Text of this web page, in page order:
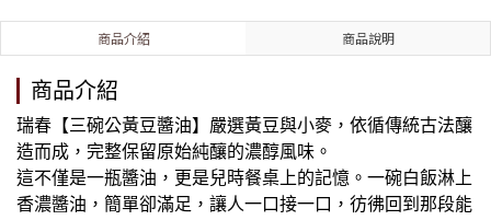
商品介紹 商品說明
商品介紹
瑞春【三碗公黃豆醬油】嚴選黃豆與小麥，依循傳統古法釀
造而成，完整保留原始純釀的濃醇風味。
這不僅是一瓶醬油，更是兒時餐桌上的記憶。一碗白飯淋上
香濃醬油，簡單卻滿足，讓人一口接一口，彷彿回到那段能